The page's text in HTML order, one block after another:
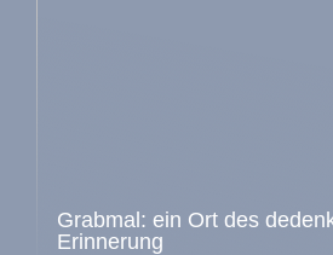
Grabmal: ein Ort des
Erinnerung